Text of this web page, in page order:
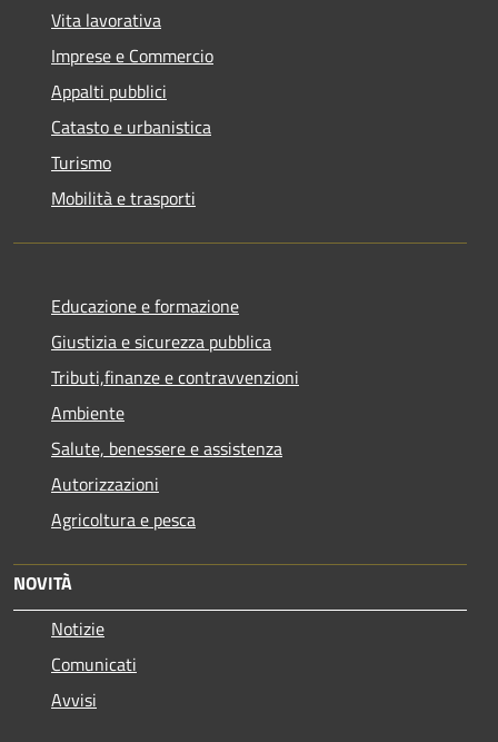
Vita lavorativa
Imprese e Commercio
Appalti pubblici
Catasto e urbanistica
Turismo
Mobilità e trasporti
Educazione e formazione
Giustizia e sicurezza pubblica
Tributi,finanze e contravvenzioni
Ambiente
Salute, benessere e assistenza
Autorizzazioni
Agricoltura e pesca
NOVITÀ
Notizie
Comunicati
Avvisi